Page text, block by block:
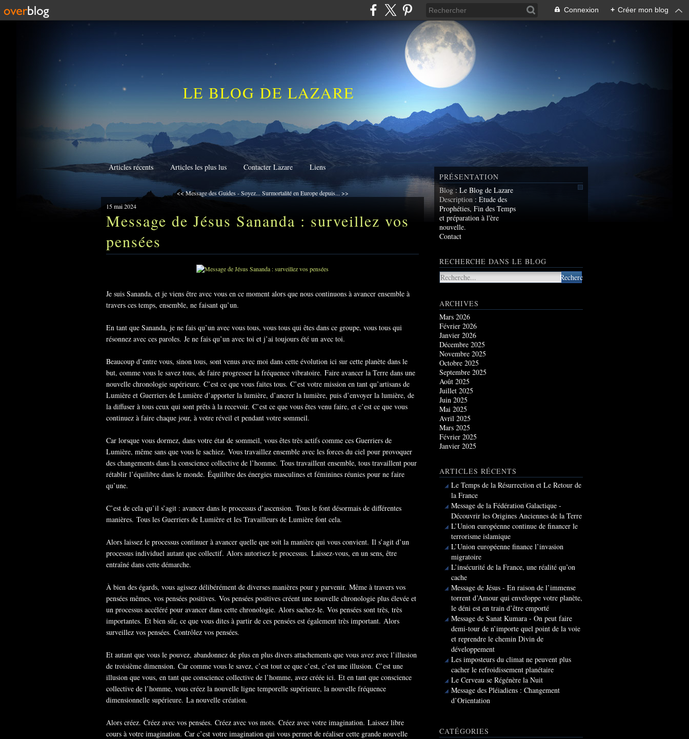
Connexion + Créer mon blog
LE BLOG DE LAZARE
Articles récents Articles les plus lus Contacter Lazare Liens
<< Message des Guides - Soyez... Surmortalité en Europe depuis... >>
15 mai 2024
Message de Jésus Sananda : surveillez vos
pensées
Je suis Sananda, et je viens être avec vous en ce moment alors que nous continuons à avancer ensemble à
travers ces temps, ensemble, ne faisant qu’un.
En tant que Sananda, je ne fais qu’un avec vous tous, vous tous qui êtes dans ce groupe, vous tous qui
résonnez avec ces paroles. Je ne fais qu’un avec toi et j’ai toujours été un avec toi.
Beaucoup d’entre vous, sinon tous, sont venus avec moi dans cette évolution ici sur cette planète dans le
but, comme vous le savez tous, de faire progresser la fréquence vibratoire. Faire avancer la Terre dans une
nouvelle chronologie supérieure. C’est ce que vous faites tous. C’est votre mission en tant qu’artisans de
Lumière et Guerriers de Lumière d’apporter la lumière, d’ancrer la lumière, puis d’envoyer la lumière, de
la diffuser à tous ceux qui sont prêts à la recevoir. C’est ce que vous êtes venu faire, et c’est ce que vous
continuez à faire chaque jour, à votre réveil et pendant votre sommeil.
Car lorsque vous dormez, dans votre état de sommeil, vous êtes très actifs comme ces Guerriers de
Lumière, même sans que vous le sachiez. Vous travaillez ensemble avec les forces du ciel pour provoquer
des changements dans la conscience collective de l’homme. Tous travaillent ensemble, tous travaillent pour
rétablir l’équilibre dans le monde. Équilibre des énergies masculines et féminines réunies pour ne faire
qu’une.
C’est de cela qu’il s’agit : avancer dans le processus d’ascension. Tous le font désormais de différentes
manières. Tous les Guerriers de Lumière et les Travailleurs de Lumière font cela.
Alors laissez le processus continuer à avancer quelle que soit la manière qui vous convient. Il s’agit d’un
processus individuel autant que collectif. Alors autorisez le processus. Laissez-vous, en un sens, être
entraîné dans cette démarche.
À bien des égards, vous agissez délibérément de diverses manières pour y parvenir. Même à travers vos
pensées mêmes, vos pensées positives. Vos pensées positives créent une nouvelle chronologie plus élevée et
un processus accéléré pour avancer dans cette chronologie. Alors sachez-le. Vos pensées sont très, très
importantes. Et bien sûr, ce que vous dites à partir de ces pensées est également très important. Alors
surveillez vos pensées. Contrôlez vos pensées.
Et autant que vous le pouvez, abandonnez de plus en plus divers attachements que vous avez avec l’illusion
de troisième dimension. Car comme vous le savez, c’est tout ce que c’est, c’est une illusion. C’est une
illusion que vous, en tant que conscience collective de l’homme, avez créée ici. Et en tant que conscience
collective de l’homme, vous créez la nouvelle ligne temporelle supérieure, la nouvelle fréquence
dimensionnelle supérieure. La nouvelle création.
Alors créez. Créez avec vos pensées. Créez avec vos mots. Créez avec votre imagination. Laissez libre
cours à votre imagination. Car c’est votre imagination qui vous permet de réaliser cette grande nouvelle
PRÉSENTATION
Blog : Le Blog de Lazare
Description : Etude des
Prophéties, Fin des Temps
et préparation à l'ère
nouvelle.
Contact
RECHERCHE DANS LE BLOG
ARCHIVES
Mars 2026
Février 2026
Janvier 2026
Décembre 2025
Novembre 2025
Octobre 2025
Septembre 2025
Août 2025
Juillet 2025
Juin 2025
Mai 2025
Avril 2025
Mars 2025
Février 2025
Janvier 2025
ARTICLES RÉCENTS
Le Temps de la Résurrection et Le Retour de
la France
Message de la Fédération Galactique -
Découvrir les Origines Anciennes de la Terre
L’Union européenne continue de financer le
terrorisme islamique
L’Union européenne finance l’invasion
migratoire
L’insécurité de la France, une réalité qu’on
cache
Message de Jésus - En raison de l’immense
torrent d’Amour qui enveloppe votre planète,
le déni est en train d’être emporté
Message de Sanat Kumara - On peut faire
demi-tour de n’importe quel point de la voie
et reprendre le chemin Divin de
développement
Les imposteurs du climat ne peuvent plus
cacher le refroidissement planétaire
Le Cerveau se Régénère la Nuit
Message des Pléiadiens : Changement
d’Orientation
CATÉGORIES